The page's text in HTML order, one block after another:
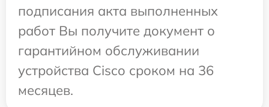
подписания акта выполненных
работ Вы получите документ о
гарантийном обслуживании
устройства Cisco сроком на 36
месяцев.